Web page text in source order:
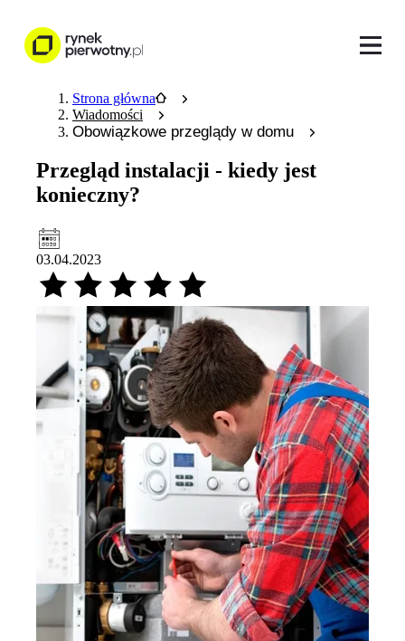
Strona główna
Wiadomości
Obowiązkowe przeglądy w domu
Przegląd instalacji - kiedy jest
konieczny?
03.04.2023